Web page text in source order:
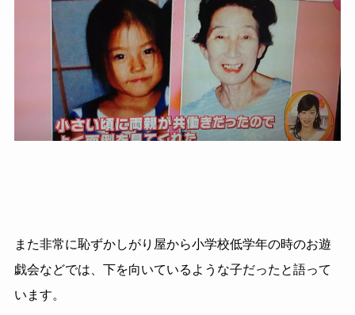
また非常に恥ずかしがり屋から小学校低学年の時のお遊
戯会などでは、下を向いているような子だったと語って
います。